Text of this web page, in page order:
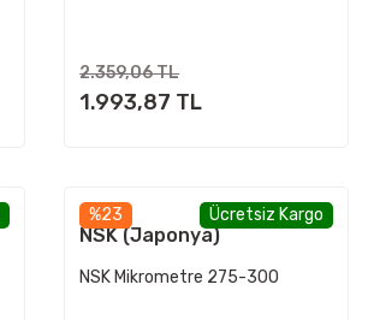
2.359,06 TL
1.993,87 TL
%23 Ücretsiz Kargo
NSK (Japonya)
NSK Mikrometre 275-300